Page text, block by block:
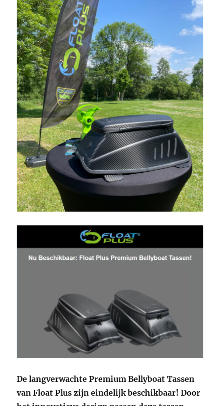
De langverwachte Premium Bellyboat Tassen
van Float Plus zijn eindelijk beschikbaar! Door